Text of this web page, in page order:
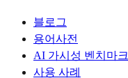
블로그
용어사전
AI 가시성 벤치마크
사용 사례